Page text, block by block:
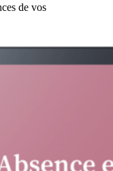
de vos